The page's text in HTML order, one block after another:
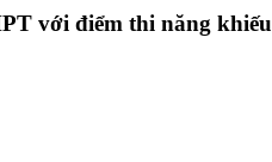
với điểm thi năng khiếu